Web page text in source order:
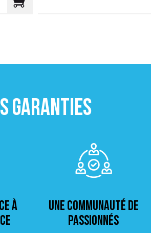
GARANTIES
à
Une Communauté de
passionnés